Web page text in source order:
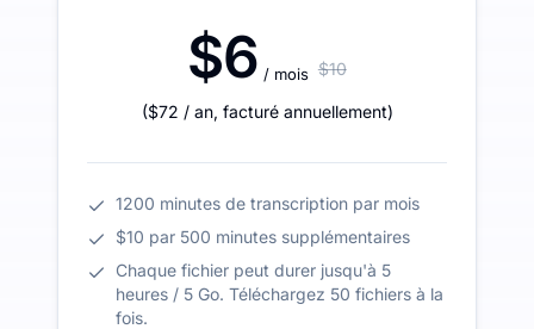
$6 / mois $10
($72 / an, facturé annuellement)
1200 minutes de transcription par mois
$10 par 500 minutes supplémentaires
Chaque fichier peut durer jusqu'à 5
heures / 5 Go. Téléchargez 50 fichiers à la
fois.